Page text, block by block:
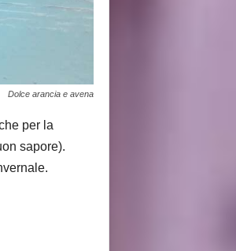
Dolce arancia e avena
per la
sapore).